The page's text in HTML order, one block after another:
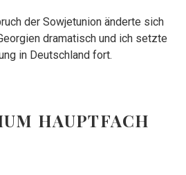
der Sowjetunion änderte sich
dramatisch und ich setzte
in Deutschland fort.
HAUPTFACH